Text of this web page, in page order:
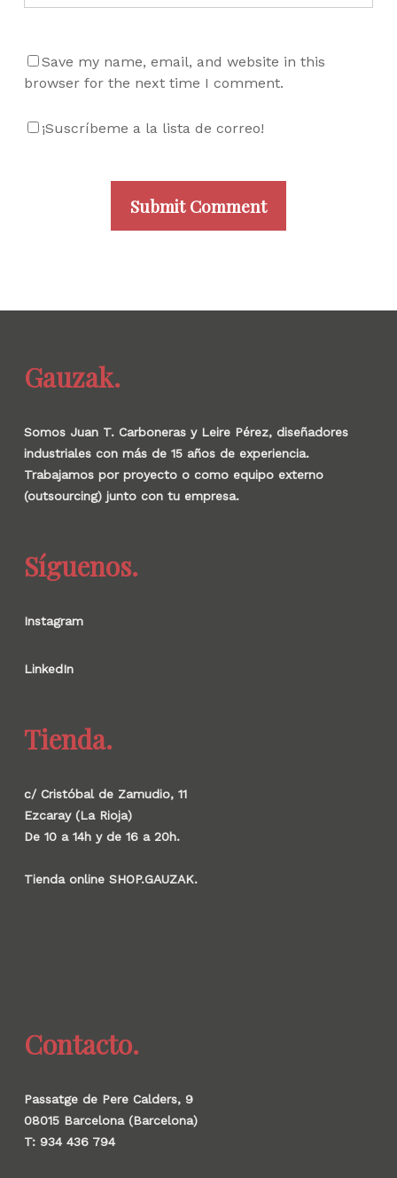
Save my name, email, and website in this
browser for the next time I comment.
¡Suscríbeme a la lista de correo!
Gauzak.
Somos Juan T. Carboneras y Leire Pérez, diseñadores
industriales con más de 15 años de experiencia.
Trabajamos por proyecto o como equipo externo
(outsourcing) junto con tu empresa.
Síguenos.
Instagram
LinkedIn
Tienda.
c/ Cristóbal de Zamudio, 11
Ezcaray (La Rioja)
De 10 a 14h y de 16 a 20h.
Tienda online SHOP.GAUZAK.
Contacto.
Passatge de Pere Calders, 9
08015 Barcelona (Barcelona)
T: 934 436 794